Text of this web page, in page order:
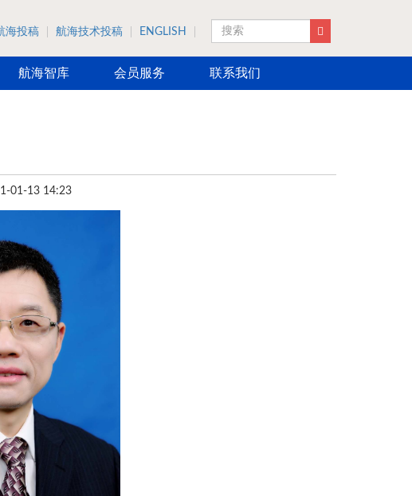
海投稿 航海技术投稿 ENGLISH
搜索
航海智库 会员服务 联系我们
01-13 14:23